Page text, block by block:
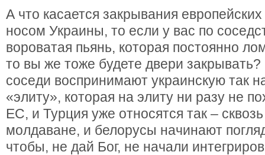
А что касается закрывания
носом Украины, то если у вас по
вороватая пьянь, которая постоянно
то вы же тоже будете двери
соседи воспринимают украинскую так
«элиту», которая на элиту ни разу не
ЕС, и Турция уже относятся так –
молдаване, и белорусы начинают
чтобы, не дай Бог, не начали